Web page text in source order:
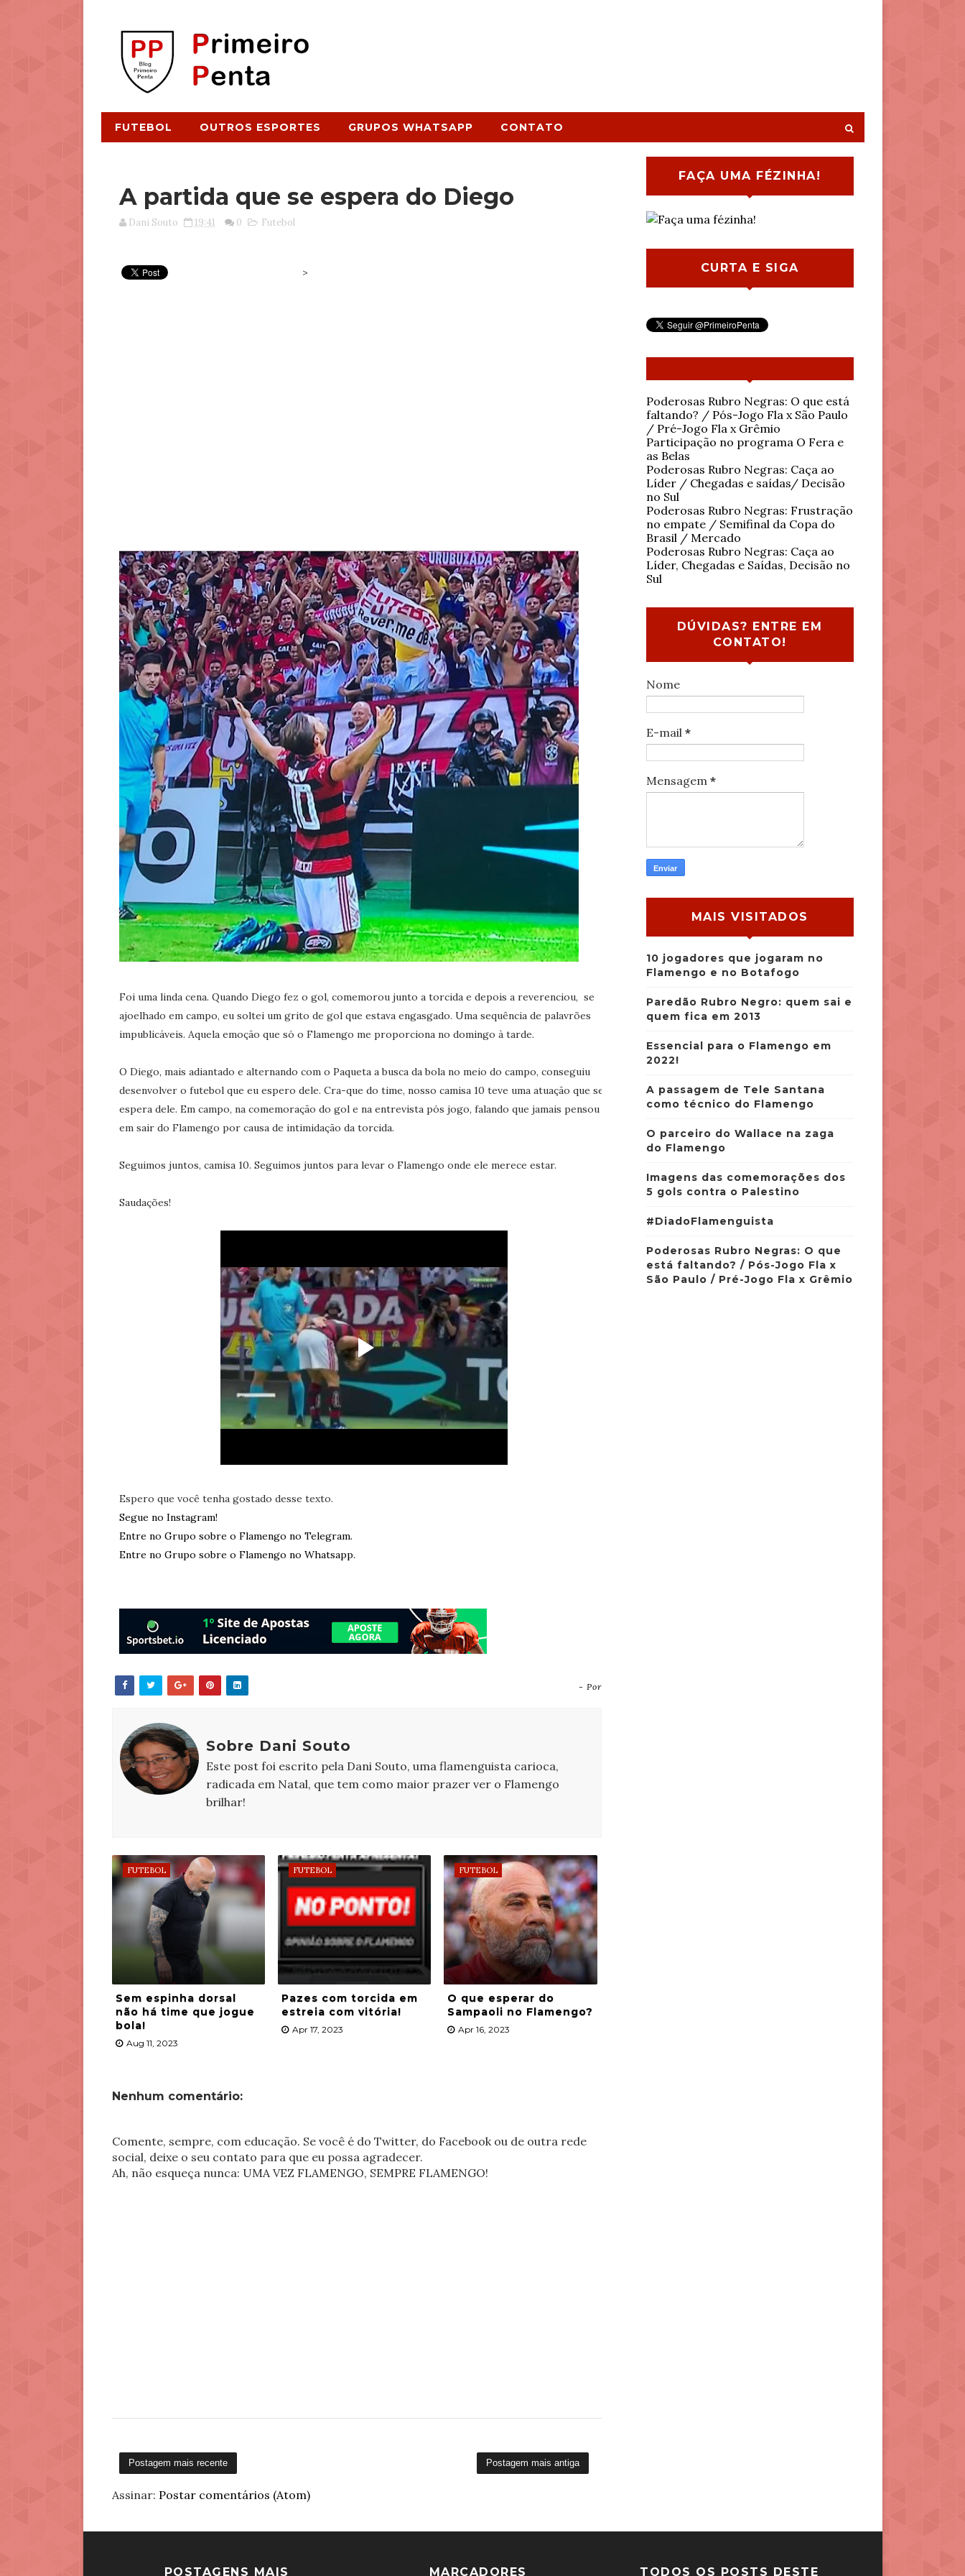
FUTEBOL OUTROS ESPORTES GRUPOS WHATSAPP CONTATO
A partida que se espera do Diego
Dani Souto 19:41 0 Futebol
>
Foi uma linda cena. Quando Diego fez o gol, comemorou junto a torcida e depois a reverenciou, se
ajoelhado em campo, eu soltei um grito de gol que estava engasgado. Uma sequência de palavrões
impublicáveis. Aquela emoção que só o Flamengo me proporciona no domingo à tarde.
O Diego, mais adiantado e alternando com o Paqueta a busca da bola no meio do campo, conseguiu
desenvolver o futebol que eu espero dele. Cra-que do time, nosso camisa 10 teve uma atuação que se
espera dele. Em campo, na comemoração do gol e na entrevista pós jogo, falando que jamais pensou
em sair do Flamengo por causa de intimidação da torcida.
Seguimos juntos, camisa 10. Seguimos juntos para levar o Flamengo onde ele merece estar.
Saudações!
Espero que você tenha gostado desse texto.
Segue no Instagram!
Entre no Grupo sobre o Flamengo no Telegram.
Entre no Grupo sobre o Flamengo no Whatsapp.
- Por
Sobre Dani Souto
Este post foi escrito pela Dani Souto, uma flamenguista carioca,
radicada em Natal, que tem como maior prazer ver o Flamengo
brilhar!
FUTEBOL
Sem espinha dorsal
não há time que jogue
bola!
Aug 11, 2023
FUTEBOL
Pazes com torcida em
estreia com vitória!
Apr 17, 2023
FUTEBOL
O que esperar do
Sampaoli no Flamengo?
Apr 16, 2023
Nenhum comentário:
Comente, sempre, com educação. Se você é do Twitter, do Facebook ou de outra rede
social, deixe o seu contato para que eu possa agradecer.
Ah, não esqueça nunca: UMA VEZ FLAMENGO, SEMPRE FLAMENGO!
Postagem mais recente Postagem mais antiga
Assinar: Postar comentários (Atom)
FAÇA UMA FÉZINHA!
CURTA E SIGA
Poderosas Rubro Negras: O que está
faltando? / Pós-Jogo Fla x São Paulo
/ Pré-Jogo Fla x Grêmio
Participação no programa O Fera e
as Belas
Poderosas Rubro Negras: Caça ao
Líder / Chegadas e saídas/ Decisão
no Sul
Poderosas Rubro Negras: Frustração
no empate / Semifinal da Copa do
Brasil / Mercado
Poderosas Rubro Negras: Caça ao
Líder, Chegadas e Saídas, Decisão no
Sul
DÚVIDAS? ENTRE EM
CONTATO!
Nome
E-mail *
Mensagem *
MAIS VISITADOS
10 jogadores que jogaram no
Flamengo e no Botafogo
Paredão Rubro Negro: quem sai e
quem fica em 2013
Essencial para o Flamengo em
2022!
A passagem de Tele Santana
como técnico do Flamengo
O parceiro do Wallace na zaga
do Flamengo
Imagens das comemorações dos
5 gols contra o Palestino
#DiadoFlamenguista
Poderosas Rubro Negras: O que
está faltando? / Pós-Jogo Fla x
São Paulo / Pré-Jogo Fla x Grêmio
POSTAGENS MAIS MARCADORES TODOS OS POSTS DESTE